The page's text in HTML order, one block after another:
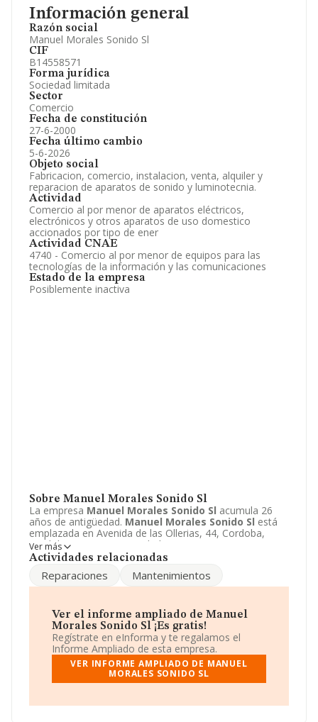
Información general
Razón social
Manuel Morales Sonido Sl
CIF
B14558571
Forma jurídica
Sociedad limitada
Sector
Comercio
Fecha de constitución
27-6-2000
Fecha último cambio
5-6-2026
Objeto social
Fabricacion, comercio, instalacion, venta, alquiler y
reparacion de aparatos de sonido y luminotecnia.
Actividad
Comercio al por menor de aparatos eléctricos,
electrónicos y otros aparatos de uso domestico
accionados por tipo de ener
Actividad CNAE
4740 - Comercio al por menor de equipos para las
tecnologías de la información y las comunicaciones
Estado de la empresa
Posiblemente inactiva
Sobre Manuel Morales Sonido Sl
La empresa Manuel Morales Sonido Sl acumula 26
años de antigüedad. Manuel Morales Sonido Sl está
emplazada en Avenida de las Ollerias, 44, Cordoba,
Cordoba. Centra su actividad CNAE como 4740 -
Comercio al por menor de equipos para las tecnologías
Manuel Morales Sonido Sles Sociedad limitada. Sus
ventas ascienden a un rango Menor de 300 mil €.
Ver más
Actividades relacionadas
Reparaciones Mantenimientos
Ver el informe ampliado de Manuel
Morales Sonido Sl ¡Es gratis!
Regístrate en eInforma y te regalamos el
Informe Ampliado de esta empresa.
VER INFORME AMPLIADO DE MANUEL
MORALES SONIDO SL
Información oficial y registral complementaria.